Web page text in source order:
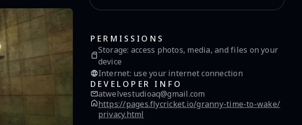
PERMISSIONS
Storage: access photos, media, and files on your
device
Internet: use your internet connection
DEVELOPER INFO
atwelvestudioaq@gmail.com
https://pages.flycricket.io/granny-time-to-wake/
privacy.html